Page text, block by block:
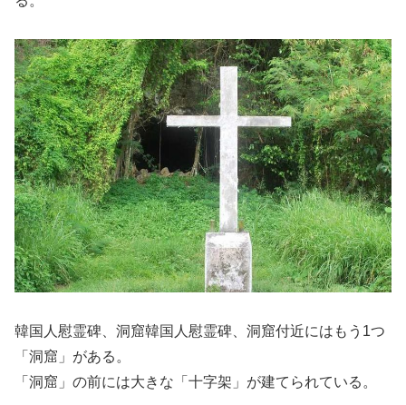
韓国人慰霊碑、洞窟韓国人慰霊碑、洞窟付近にはもう1つ
「洞窟」がある。
「洞窟」の前には大きな「十字架」が建てられている。